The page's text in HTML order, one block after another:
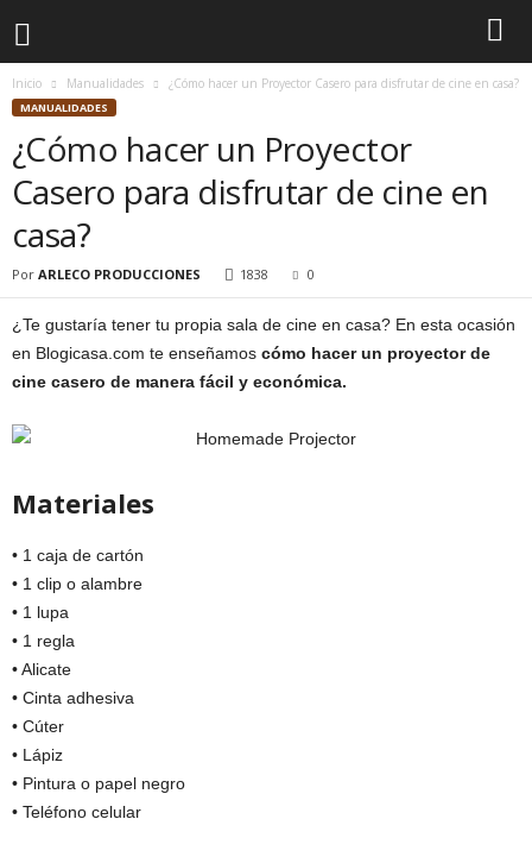
Inicio Manualidades ¿Cómo hacer un Proyector Casero para disfrutar de cine en casa?
MANUALIDADES
¿Cómo hacer un Proyector
Casero para disfrutar de cine en
casa?
Por ARLECO PRODUCCIONES 1838 0
¿Te gustaría tener tu propia sala de cine en casa? En esta ocasión
en Blogicasa.com te enseñamos cómo hacer un proyector de
cine casero de manera fácil y económica.
Materiales
• 1 caja de cartón
• 1 clip o alambre
• 1 lupa
• 1 regla
• Alicate
• Cinta adhesiva
• Cúter
• Lápiz
• Pintura o papel negro
• Teléfono celular